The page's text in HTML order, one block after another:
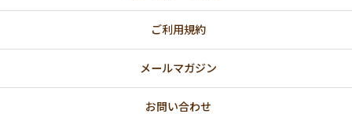
ご利用規約
メールマガジン
お問い合わせ